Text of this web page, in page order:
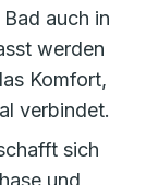
auch in
werden
Komfort,
verbindet.
sich
und